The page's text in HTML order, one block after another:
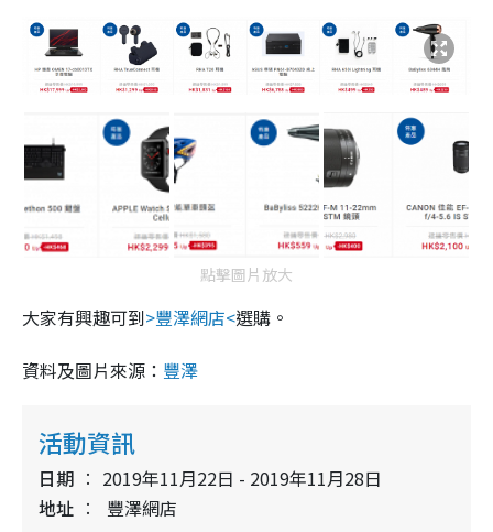
點擊圖片放大
大家有興趣可到>豐澤網店<選購。
資料及圖片來源： 豐澤
活動資訊
日期
2019年11月22日 - 2019年11月28日
地址
豐澤網店